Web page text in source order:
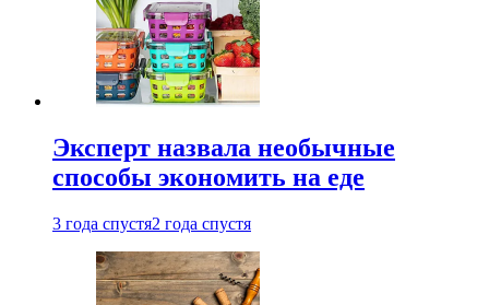
Эксперт назвала необычные
способы экономить на еде
3 года спустя2 года спустя